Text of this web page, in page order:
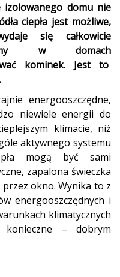
izolowanego domu nie
ciepła jest możliwe,
się całkowicie
w domach
kominek. Jest to
energooszczędne,
niewiele energii do
klimacie, niż
aktywnego systemu
mogą być sami
zapalona świeczka
przez okno. Wynika to z
energooszczędnych i
klimatycznych
konieczne – dobrym